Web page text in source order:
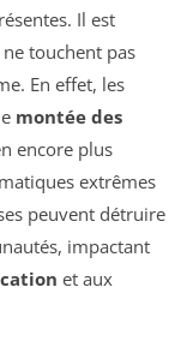
Il est
touchent pas
En effet, les
montée des
encore plus
extrêmes
peuvent détruire
impactant
et aux